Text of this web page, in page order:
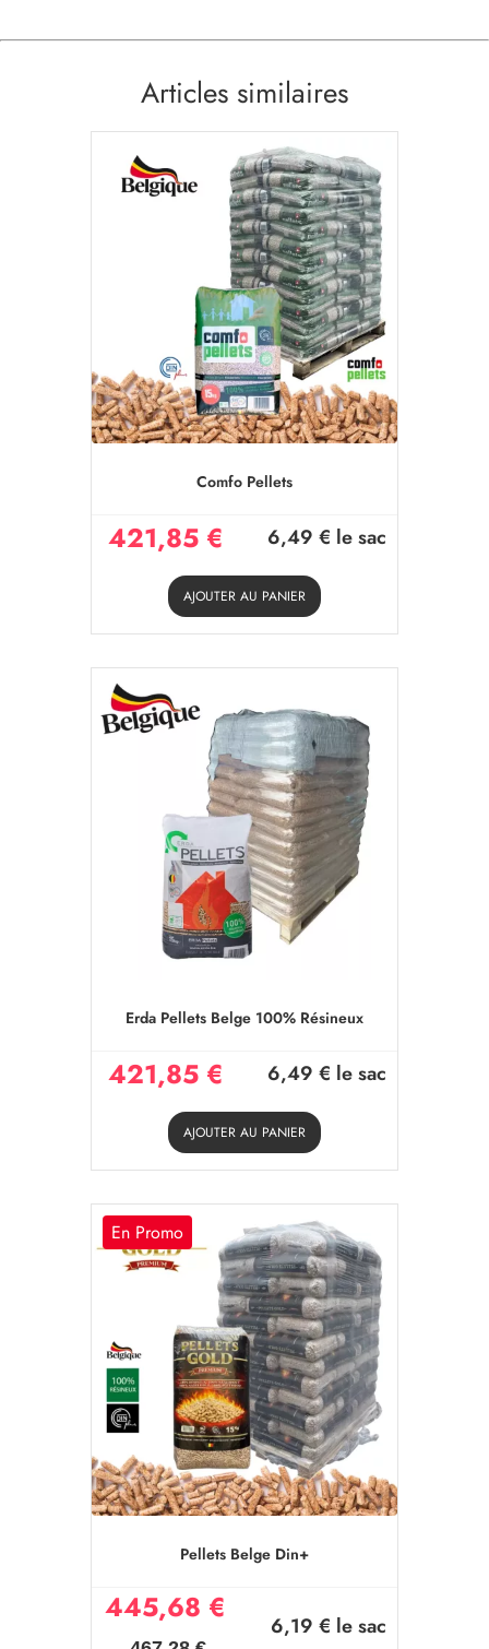
Articles similaires
Comfo Pellets
421,85 € 6,49 € le sac
AJOUTER AU PANIER
Erda Pellets Belge 100% Résineux
421,85 € 6,49 € le sac
AJOUTER AU PANIER
En Promo
Pellets Belge Din+
445,68 € 6,19 € le sac